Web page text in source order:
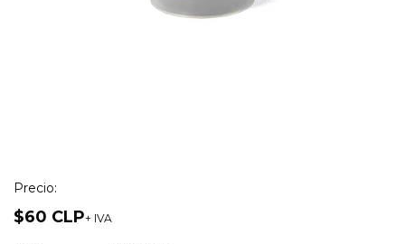
Precio:
$60 CLP+ IVA